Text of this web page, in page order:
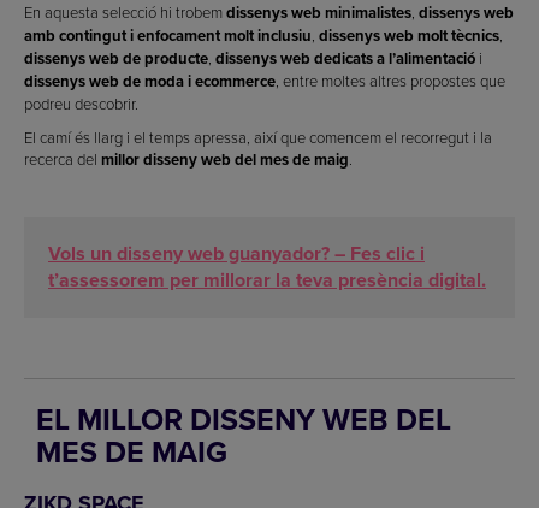
En aquesta selecció hi trobemdissenys web minimalistes, dissenys web
amb contingut i enfocament molt inclusiu, dissenys web molt tècnics,
dissenys web de producte, dissenys web dedicats a l’alimentació i
dissenys web de moda i ecommerce, entre moltes altres propostes que
podreu descobrir.
El camí és llarg i el temps apressa, així que comencem el recorregut i la
recerca del millor disseny web del mes de maig.
Vols un disseny web guanyador? – Fes clic i
t’assessorem per millorar la teva presència digital.
EL MILLOR DISSENY WEB DEL
MES DE MAIG